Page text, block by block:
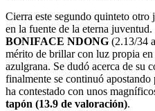
Cierra este segundo quinteto otro
en la fuente de la eterna juventud.
BONIFACE NDONG (2.13/34
mérito de brillar con luz propia
azulgrana. Se dudó acerca de su
finalmente se continuó
ha contestado con unos
tapón (13.9 de valoración).